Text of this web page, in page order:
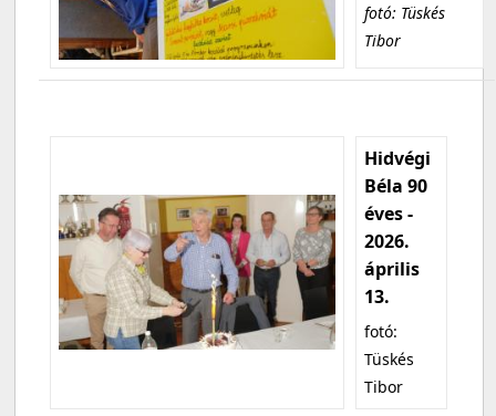
fotó: Tüskés
Tibor
Hidvégi
Béla 90
éves -
2026.
április
13.
fotó:
Tüskés
Tibor